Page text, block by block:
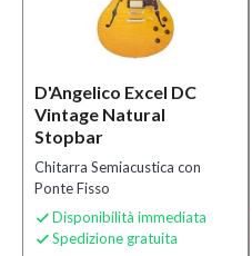
D'Angelico Excel DC
Vintage Natural
Stopbar
Chitarra Semiacustica con
Ponte Fisso
 Disponibilità immediata
 Spedizione gratuita